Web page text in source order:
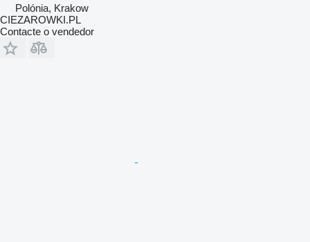
Polónia, Krakow
CIEZAROWKI.PL
Contacte o vendedor